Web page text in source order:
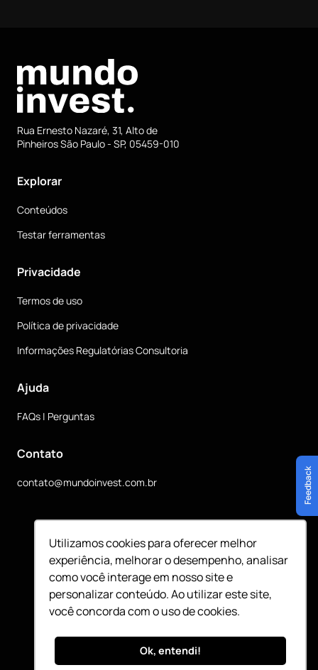
Utilizamos cookies para oferecer melhor
experiência, melhorar o desempenho, analisar
como você interage em nosso site e
personalizar conteúdo. Ao utilizar este site,
você concorda com o uso de cookies.
Ok, entendi!
Feedback
Rua Ernesto Nazaré, 31, Alto de
Pinheiros São Paulo - SP, 05459-010
Explorar
Conteúdos
Testar ferramentas
Privacidade
Termos de uso
Política de privacidade
Informações Regulatórias Consultoria
Ajuda
FAQs | Perguntas
Contato
contato@mundoinvest.com.br
Siga nossas redes sociais